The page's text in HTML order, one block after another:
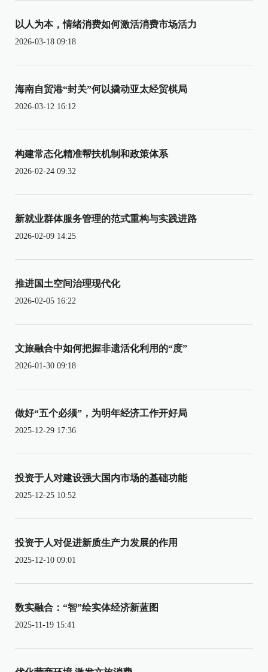
以人为本，情绪消费如何激活消费市场活力
2026-03-18 09:18
海南自贸港“封关”何以撬动亚太经贸棋局
2026-03-12 16:12
构建常态化精准帮扶机制和政策体系
2026-02-24 09:32
新就业群体服务管理的范式重构与实践进路
2026-02-09 14:25
推进国土空间治理现代化
2026-02-05 16:22
文旅融合中如何把握非遗活化利用的“度”
2026-01-30 09:18
做好“五个必须”，为明年经济工作开好局
2025-12-29 17:36
投资于人对建设强大国内市场的基础功能
2025-12-25 10:52
投资于人对促进新质生产力发展的作用
2025-12-10 09:01
数实融合：“智”绘实体经济新蓝图
2025-11-19 15:41